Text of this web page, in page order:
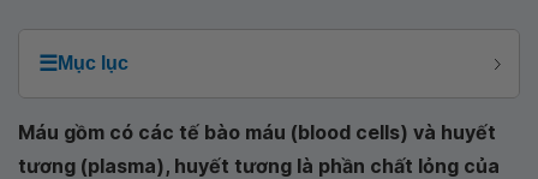
☰Mục lục
Máu gồm có các tế bào máu (blood cells) và huyết
tương (plasma), huyết tương là phần chất lỏng của